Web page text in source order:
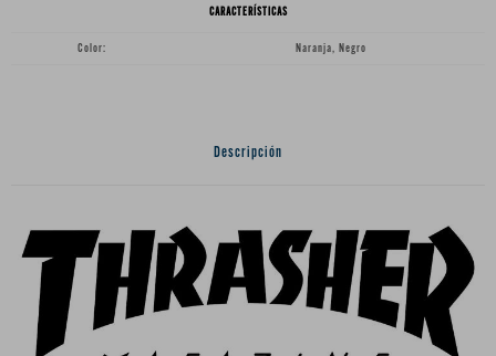
CARACTERÍSTICAS
Color Naranja, Negro
Descripción